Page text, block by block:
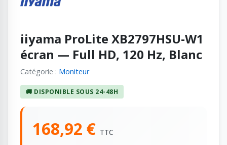
iiyama ProLite XB2797HSU-W1
écran — Full HD, 120 Hz, Blanc
Catégorie : Moniteur
🚚 DISPONIBLE SOUS 24-48H
168,92 € TTC